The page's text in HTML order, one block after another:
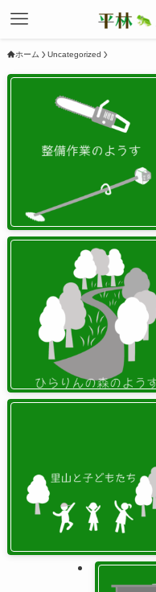
ホーム Uncategorized